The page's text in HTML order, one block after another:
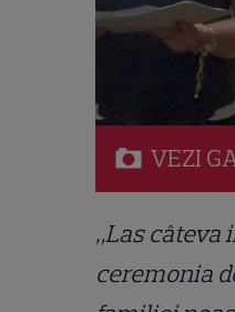
VEZI
„Las câteva
ceremonia